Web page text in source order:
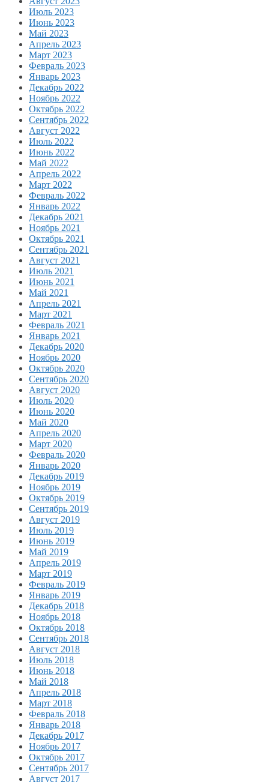
Июль 2023
Июнь 2023
Май 2023
Апрель 2023
Март 2023
Февраль 2023
Январь 2023
Декабрь 2022
Ноябрь 2022
Октябрь 2022
Сентябрь 2022
Август 2022
Июль 2022
Июнь 2022
Май 2022
Апрель 2022
Март 2022
Февраль 2022
Январь 2022
Декабрь 2021
Ноябрь 2021
Октябрь 2021
Сентябрь 2021
Август 2021
Июль 2021
Июнь 2021
Май 2021
Апрель 2021
Март 2021
Февраль 2021
Январь 2021
Декабрь 2020
Ноябрь 2020
Октябрь 2020
Сентябрь 2020
Август 2020
Июль 2020
Июнь 2020
Май 2020
Апрель 2020
Март 2020
Февраль 2020
Январь 2020
Декабрь 2019
Ноябрь 2019
Октябрь 2019
Сентябрь 2019
Август 2019
Июль 2019
Июнь 2019
Май 2019
Апрель 2019
Март 2019
Февраль 2019
Январь 2019
Декабрь 2018
Ноябрь 2018
Октябрь 2018
Сентябрь 2018
Август 2018
Июль 2018
Июнь 2018
Май 2018
Апрель 2018
Март 2018
Февраль 2018
Январь 2018
Декабрь 2017
Ноябрь 2017
Октябрь 2017
Сентябрь 2017
Август 2017